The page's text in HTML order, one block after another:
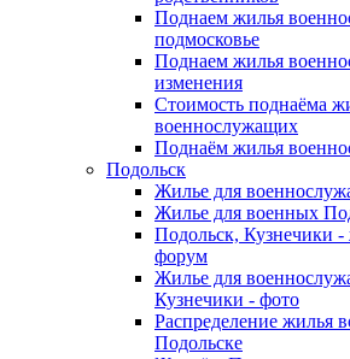
Поднаем жилья
подмосковье
Поднаем жилья
изменения
Стоимость поднаёма
военнослужащих
Поднаём жилья
Подольск
Жилье для
Жилье для военных
Подольск, Кузнечики
форум
Жилье для
Кузнечики - фото
Распределение жилья
Подольске